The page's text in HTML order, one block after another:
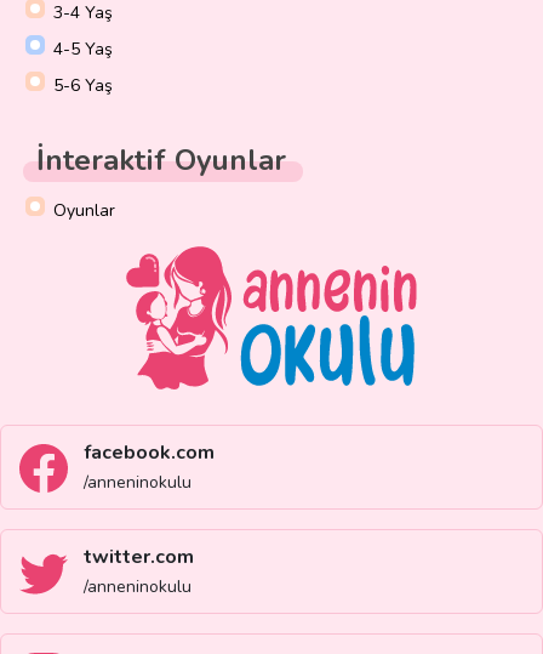
3-4 Yaş
4-5 Yaş
5-6 Yaş
İnteraktif Oyunlar
Oyunlar
facebook.com
/anneninokulu
twitter.com
/anneninokulu